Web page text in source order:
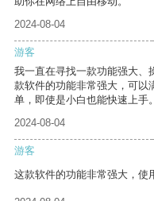
2024-08-04
游客
我一直在寻找一款功能强大、
款软件的功能非常强大，可以
单，即使是小白也能快速上手。
2024-08-04
游客
这款软件的功能非常强大，使